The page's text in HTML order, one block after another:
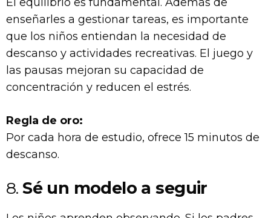
enseñarles a gestionar tareas, es importante
que los niños entiendan la necesidad de
descanso y actividades recreativas. El juego y
las pausas mejoran su capacidad de
concentración y reducen el estrés.
Regla de oro:
Por cada hora de estudio, ofrece 15 minutos de
descanso.
8.Sé un modelo a seguir